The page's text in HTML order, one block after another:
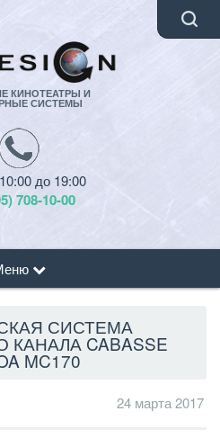
КИНОТЕАТРЫ И
СИСТЕМЫ
до 19:00
708-10-00
СИСТЕМА
CABASSE
MC170
24 марта 2017